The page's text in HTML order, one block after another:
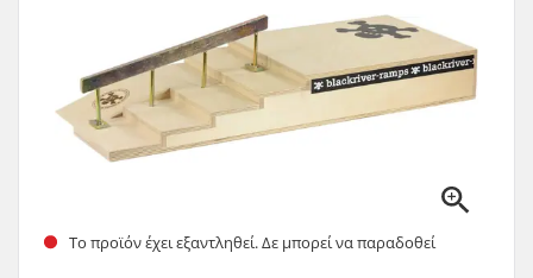
Το προϊόν έχει εξαντληθεί. Δε μπορεί να παραδοθεί